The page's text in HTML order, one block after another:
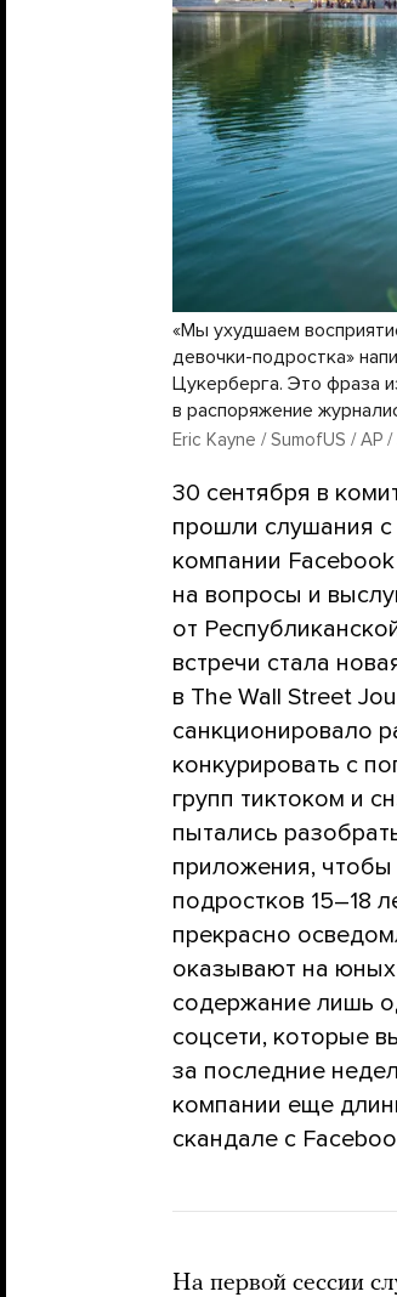
«Мы ухудшаем
девочки-подростка»
Цукерберга. Это фраза
в распоряжение
Eric Kayne / SumofUS / AP
30 сентября в
прошли слушания с
компании
на вопросы и
от
встречи стала
в The Wall Street
санкционировало
конкурировать с
групп тиктоком и
пытались
приложения,
подростков 15–18
прекрасно
оказывают на юных
содержание лишь
соцсети, которые
за последние
компании еще
скандале с
На первой сессии